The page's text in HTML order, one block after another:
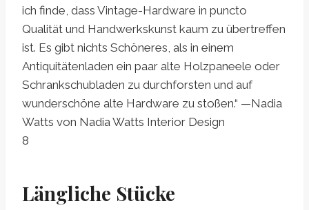
ich finde, dass Vintage-Hardware in puncto
Qualität und Handwerkskunst kaum zu übertreffen
ist. Es gibt nichts Schöneres, als in einem
Antiquitätenladen ein paar alte Holzpaneele oder
Schrankschubladen zu durchforsten und auf
wunderschöne alte Hardware zu stoßen.“ —Nadia
Watts von Nadia Watts Interior Design
8
Längliche Stücke